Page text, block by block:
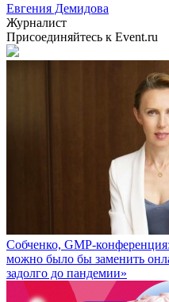
Евгения Демидова
Журналист
Присоединяйтесь к Event.ru
Собченко, GMP-
можно было бы заменить
задолго до пандемии»